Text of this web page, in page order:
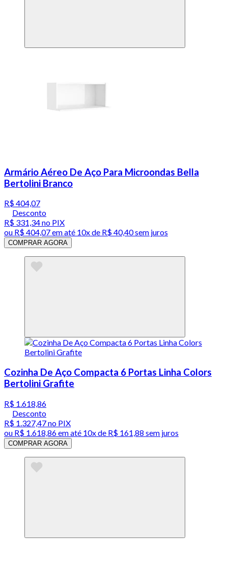
Armário Aéreo De Aço Para Microondas Bella
Bertolini Branco
R$ 404,07
Desconto
R$ 331,34no PIX
ou R$ 404,07em até 10x de R$ 40,40 sem juros
COMPRAR AGORA
Cozinha De Aço Compacta 6 Portas Linha Colors
Bertolini Grafite
R$ 1.618,86
Desconto
R$ 1.327,47no PIX
ou R$ 1.618,86em até 10x de R$ 161,88 sem juros
COMPRAR AGORA